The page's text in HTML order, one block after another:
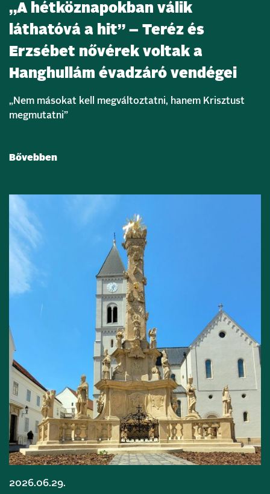
„A hétköznapokban válik
láthatóvá a hit” – Teréz és
Erzsébet nővérek voltak a
Hanghullám évadzáró vendégei
„Nem másokat kell megváltoztatni, hanem Krisztust
megmutatni”
Bővebben
2026.06.29.